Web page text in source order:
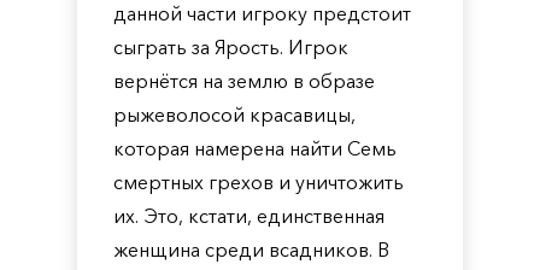
данной части игроку предстоит
сыграть за Ярость. Игрок
вернётся на землю в образе
рыжеволосой красавицы,
которая намерена найти Семь
смертных грехов и уничтожить
их. Это, кстати, единственная
женщина среди всадников. В